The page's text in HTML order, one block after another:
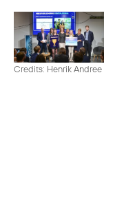
Credits: Henrik Andree